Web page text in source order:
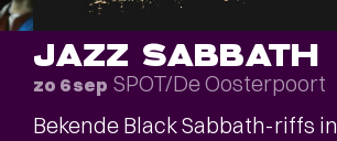
JAZZ SABBATH
zo 6 sep SPOT/De Oosterpoort
Bekende Black Sabbath-riffs in